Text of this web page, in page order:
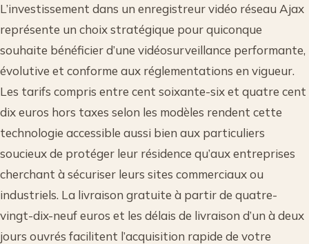
L’investissement dans un enregistreur vidéo réseau Ajax
représente un choix stratégique pour quiconque
souhaite bénéficier d’une vidéosurveillance performante,
évolutive et conforme aux réglementations en vigueur.
Les tarifs compris entre cent soixante-six et quatre cent
dix euros hors taxes selon les modèles rendent cette
technologie accessible aussi bien aux particuliers
soucieux de protéger leur résidence qu’aux entreprises
cherchant à sécuriser leurs sites commerciaux ou
industriels. La livraison gratuite à partir de quatre-
vingt-dix-neuf euros et les délais de livraison d’un à deux
jours ouvrés facilitent l’acquisition rapide de votre